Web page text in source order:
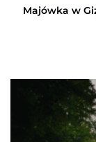
Majówka w